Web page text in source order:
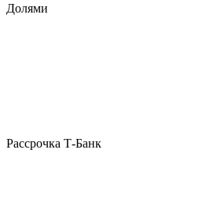
Долями
Рассрочка Т-Банк